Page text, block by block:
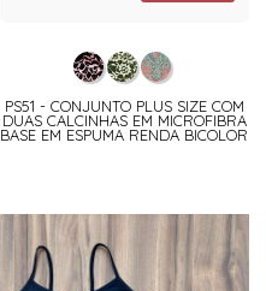
PS51 - CONJUNTO PLUS SIZE COM
DUAS CALCINHAS EM MICROFIBRA
BASE EM ESPUMA RENDA BICOLOR